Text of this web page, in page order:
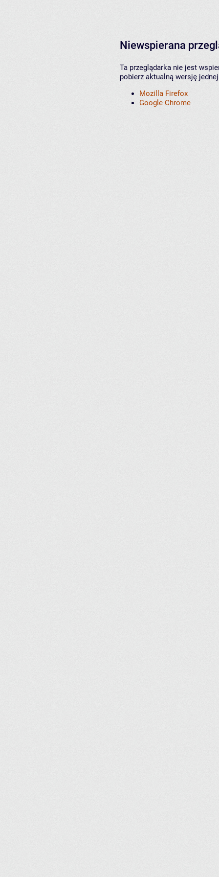
Niewspierana
Ta przeglądarka nie jest
pobierz aktualną wersję
Mozilla Firefox
Google Chrome